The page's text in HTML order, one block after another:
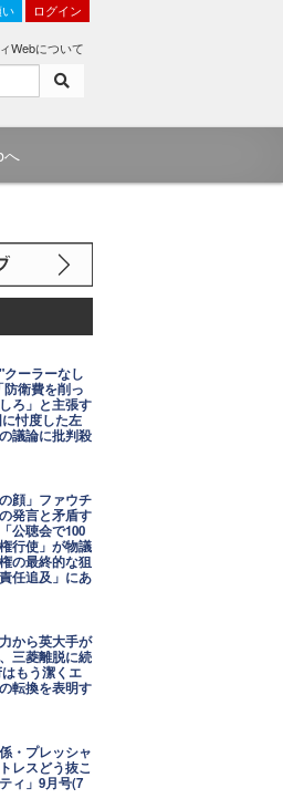
ログイン
Webについて
へ
クーラーなし
衛費を削っ
ろ」と主張す
忖度した左
議論に批判殺
顔」ファウチ
発言と矛盾す
公聴会で100
行使」が物議
の最終的な狙
任追及」にあ
から英大手が
三菱離脱に続
もう潔くエ
転換を表明す
・プレッシャ
レスどう抜こ
ィ」9月号(7